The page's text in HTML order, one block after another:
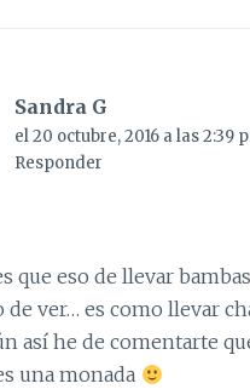
Sandra G
el 20 octubre, 2016 a las 2:39
Responder
que eso de llevar
de ver… es como llevar
así he de comentarte
una monada